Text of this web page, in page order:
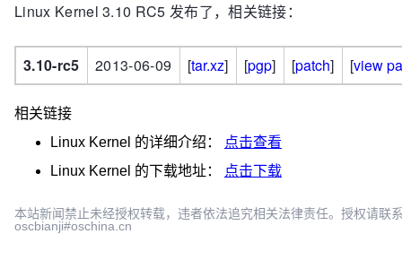
Linux Kernel 3.10 RC5 发布了，相关链接：
3.10-rc5 2013-06-09 [tar.xz] [pgp] [patch] [view
相关链接
Linux Kernel 的详细介绍：
点击查看
Linux Kernel 的下载地址： 点击下载
本站新闻禁止未经授权转载，违者依法追究相关法律责任。授权请联
oscbianji#oschina.cn